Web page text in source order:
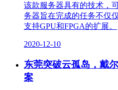
该款服务器具有的技术，
务器旨在完成的任务不仅
支持GPU和FPGA的扩展。
2020-12-10
东莞突破云孤岛，戴
案